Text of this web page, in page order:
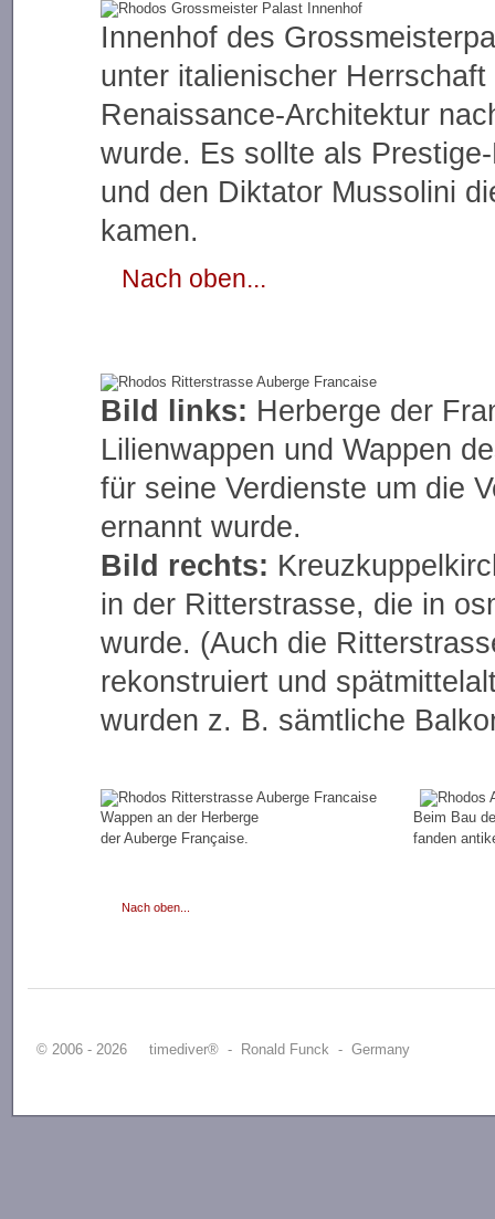
Innenhof des
unter italienischer
Renaissance-Architektur
wurde. Es sollte als
und den Diktator Mussolini
kamen.
Nach oben...
Bild links: Herberge der
Lilienwappen und Wappen
für seine Verdienste um die
ernannt wurde.
Bild rechts:
in der Ritterstrasse, die in
wurde. (Auch die
rekonstruiert und
wurden z. B. sämtliche
Wappen an der Herberge
der Auberge Française.
Beim Bau
fanden
Nach oben...
© 2006 - 2026 timediver® - Ronald Funck - Germany